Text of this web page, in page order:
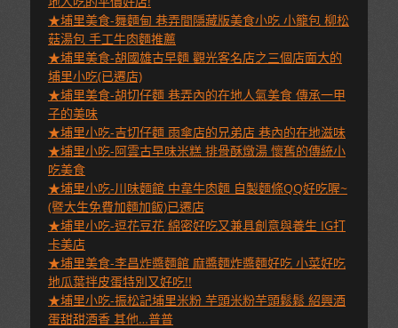
★埔里美食-舞麵甸 巷弄間隱藏版美食小吃 小籠包 柳松
菇湯包 手工牛肉麵推薦
★埔里美食-胡國雄古早麵 觀光客名店之三個店面大的
埔里小吃(已遷店)
★埔里美食-胡切仔麵 巷弄內的在地人氣美食 傳承一甲
子的美味
★埔里小吃-吉切仔麵 雨傘店的兄弟店 巷內的在地滋味
★埔里小吃-阿雲古早味米糕 排骨酥燉湯 懷舊的傳統小
吃美食
★埔里小吃-川味麵館 中韋牛肉麵 自製麵條QQ好吃喔~
(暨大生免費加麵加飯)已遷店
★埔里小吃-逗花豆花 綿密好吃又兼具創意與養生 IG打
卡美店
★埔里美食-李昌炸醬麵館 麻醬麵炸醬麵好吃 小菜好吃
地瓜葉拌皮蛋特別又好吃!!
★埔里小吃-振松記埔里米粉 芋頭米粉芋頭鬆鬆 紹興酒
蛋甜甜酒香 其他…普普